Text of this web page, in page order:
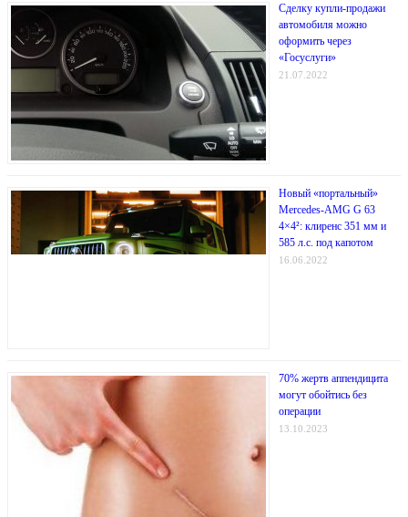
Сделку купли-продажи
автомобиля можно
оформить через
«Госуслуги»
21.07.2022
Новый «портальный»
Mercedes-AMG G 63
4×4²: клиренс 351 мм и
585 л.с. под капотом
16.06.2022
70% жертв аппендицита
могут обойтись без
операции
13.10.2023